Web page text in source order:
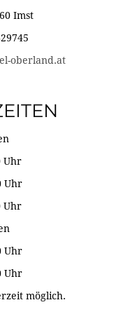
Imst
oberland.at
Uhr
Uhr
Uhr
Uhr
Uhr
möglich.